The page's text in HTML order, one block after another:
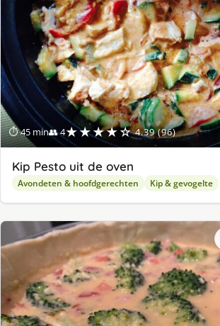
⏱ 45 min👥 4★★★★☆ 4.39 (96)
Kip Pesto uit de oven
Avondeten & hoofdgerechten Kip & gevogelte